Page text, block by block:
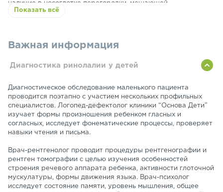
наличие в носоглотке перегородки, мешающей
прохождению воздуха. При смешанной
Показать всё
Важная информация
Диагностика ринолалии у детей
Диагностическое обследование маленького пациента
проводится поэтапно с участием нескольких профильных
специалистов. Логопед-дефектолог клиники “Основа Дети”
изучает формы произношения ребенком гласных и
согласных, исследует фонематические процессы, проверяет
навыки чтения и письма.
Врач-рентгенолог проводит процедуры рентгенографии и
рентген томографии с целью изучения особенностей
строения речевого аппарата ребенка, активности глоточной
мускулатуры, формы движения языка. Врач-психолог
исследует состояние памяти, уровень мышления, общее